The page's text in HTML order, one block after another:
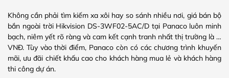
Không cần phải tìm kiếm xa xôi hay so sánh nhiều nơi, giá bán bộ
bắn ngoài trời Hikvision DS-3WF02-5AC/D tại Panaco luôn minh
bạch, niêm yết rõ ràng và cam kết cạnh tranh nhất thị trường là …
VNĐ. Tùy vào thời điểm, Panaco còn có các chương trình khuyến
mãi, ưu đãi chiết khấu cao cho khách hàng mua lẻ và khách hàng
thi công dự án.